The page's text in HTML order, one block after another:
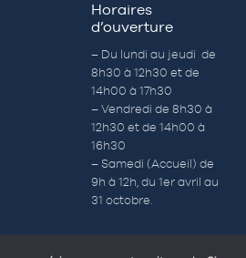
Horaires
d’ouverture
– Du lundi au jeudi de
8h30 à 12h30 et de
14h00 à 17h30
– Vendredi de 8h30 à
12h30 et de 14h00 à
16h30
– Samedi (Accueil) de
9h à 12h, du 1er avril au
31 octobre.